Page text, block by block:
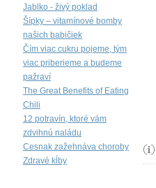
Jablko - živý poklad
Šípky – vitamínové bomby
našich babičiek
Čím viac cukru pojeme, tým
viac priberieme a budeme
pažraví
The Great Benefits of Eating
Chili
12 potravín, ktoré vám
zdvihnú naládu
Cesnak zažehnáva choroby
Zdravé kĺby